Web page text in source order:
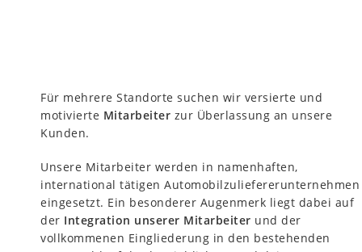
Für mehrere Standorte suchen wir versierte und
motivierte Mitarbeiter zur Überlassung an unsere
Kunden.
Unsere Mitarbeiter werden in namenhaften,
international tätigen Automobilzuliefererunternehmen
eingesetzt. Ein besonderer Augenmerk liegt dabei auf
der Integration unserer Mitarbeiter und der
vollkommenen Eingliederung in den bestehenden